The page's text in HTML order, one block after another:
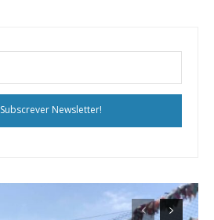
Subscrever Newsletter!